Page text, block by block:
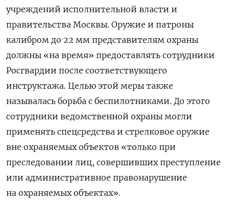
учреждений исполнительной власти и
правительства Москвы. Оружие и патроны
калибром до 22 мм представителям охраны
должны «на время» предоставлять сотрудники
Росгвардии после соответствующего
инструктажа. Целью этой меры также
называлась борьба с беспилотниками. До этого
сотрудники ведомственной охраны могли
применять спецсредства и стрелковое оружие
вне охраняемых объектов «только при
преследовании лиц, совершивших преступление
или административное правонарушение
на охраняемых объектах».